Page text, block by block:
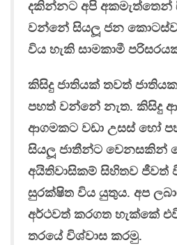
දකින්නට අපි අකමැත්තෙන්
වන්නේ සියලූ ජන
විය හැකි සාමකාමී
කිසිදු ජාතියක් තවත්
පහත් වන්නේ නැත. කිසිදු
ආගමකට වඩා උසස් හෝ
සියලූ ජාතීන්ට වෙනසකින්
අයිතිවාසිකම් සිහිතව ජීවත්
සුරක්ෂිත විය යුතුය. අප
අර්ථවත් කරගත හැක්කේ
තරයේ විශ්වාස කරමු.